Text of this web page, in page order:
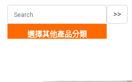
選擇其他產品分類